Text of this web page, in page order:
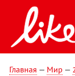
Главная — Мир —